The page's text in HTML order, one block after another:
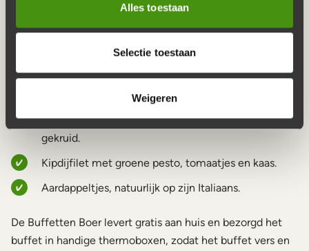
Alles toestaan
Selectie toestaan
Weigeren
Italiaanse buffet bestaat uit:
Runder lasagne met Italiaanse groente en kruiden.
Spaghetti bolognese.
Penne All’arrabiatta met gamba’s.
Italiaanse gehaktballetjes in tomatensaus en mild
gekruid.
Kipdijfilet met groene pesto, tomaatjes en kaas.
Aardappeltjes, natuurlijk op zijn Italiaans.
De Buffetten Boer levert gratis aan huis en bezorgd het
buffet in handige thermoboxen, zodat het buffet vers en